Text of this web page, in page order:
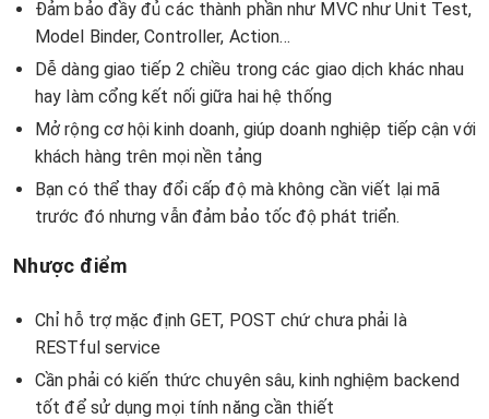
Đảm bảo đầy đủ các thành phần như MVC như Unit Test,
Model Binder, Controller, Action…
Dễ dàng giao tiếp 2 chiều trong các giao dịch khác nhau
hay làm cổng kết nối giữa hai hệ thống
Mở rộng cơ hội kinh doanh, giúp doanh nghiệp tiếp cận với
khách hàng trên mọi nền tảng
Bạn có thể thay đổi cấp độ mà không cần viết lại mã
trước đó nhưng vẫn đảm bảo tốc độ phát triển.
Nhược điểm
Chỉ hỗ trợ mặc định GET, POST chứ chưa phải là
RESTful service
Cần phải có kiến thức chuyên sâu, kinh nghiệm backend
tốt để sử dụng mọi tính năng cần thiết